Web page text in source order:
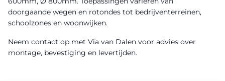
doorgaande wegen en rotondes tot bedrijventerreinen,
schoolzones en woonwijken.
Neem contact op met Via van Dalen voor advies over
montage, bevestiging en levertijden.